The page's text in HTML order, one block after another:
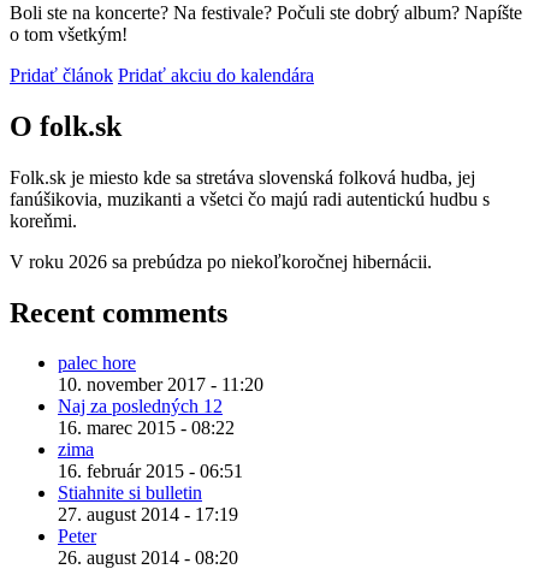
Boli ste na koncerte? Na festivale? Počuli ste dobrý album? Napíšte
o tom všetkým!
Pridať článok Pridať akciu do kalendára
O folk.sk
Folk.sk je miesto kde sa stretáva slovenská folková hudba, jej
fanúšikovia, muzikanti a všetci čo majú radi autentickú hudbu s
koreňmi.
V roku 2026 sa prebúdza po niekoľkoročnej hibernácii.
Recent comments
palec hore
10. november 2017 - 11:20
Naj za posledných 12
16. marec 2015 - 08:22
zima
16. február 2015 - 06:51
Stiahnite si bulletin
27. august 2014 - 17:19
Peter
26. august 2014 - 08:20